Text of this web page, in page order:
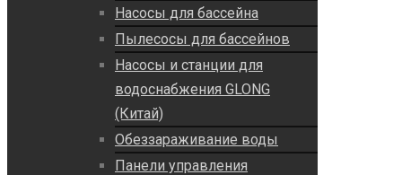
Насосы для бассейна
Пылесосы для бассейнов
Насосы и станции для
водоснабжения GLONG
(Китай)
Обеззараживание воды
Панели управления